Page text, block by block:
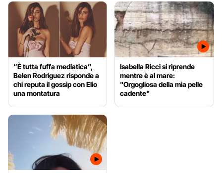
“È tutta fuffa mediatica”,
Belen Rodriguez risponde a
chi reputa il gossip con Elio
una montatura
Isabella Ricci si riprende
mentre è al mare:
"Orgogliosa della mia pelle
cadente"